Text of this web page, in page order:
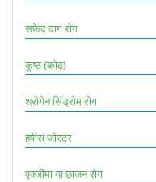
सफ़ेद दाग रोग
कुष्ठ (कोढ़)
श्रोगेन सिंड्रोम रोग
हर्पीस जोस्टर
एक्जीमा या छाजन रोग